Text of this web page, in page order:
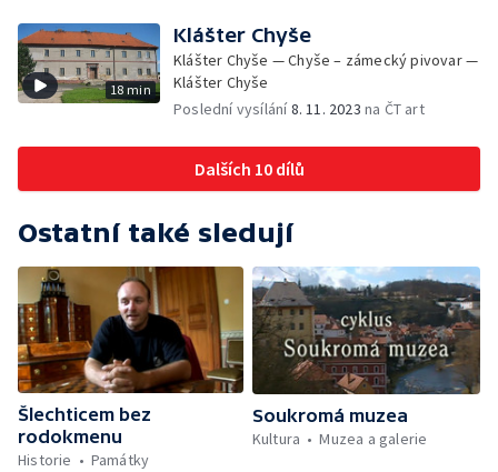
18 min
Klášter Chyše
Klášter Chyše — Chyše – zámecký pivovar —
Klášter Chyše
Poslední vysílání8. 11. 2023 na ČT art
Dalších 10 dílů
Ostatní také sledují
Šlechticem bez
rodokmenu
Historie
Památky
Soukromá muzea
Kultura
Muzea a galerie